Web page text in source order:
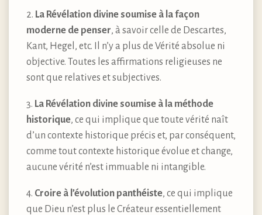
2. La Révélation divine soumise à la façon
moderne de penser, à savoir celle de Descartes,
Kant, Hegel, etc. Il n’y a plus de Vérité absolue ni
objective. Toutes les affirmations religieuses ne
sont que relatives et subjectives.
3. La Révélation divine soumise à la méthode
historique, ce qui implique que toute vérité naît
d’un contexte historique précis et, par conséquent,
comme tout contexte historique évolue et change,
aucune vérité n’est immuable ni intangible.
4. Croire à l’évolution panthéiste, ce qui implique
que Dieu n’est plus le Créateur essentiellement